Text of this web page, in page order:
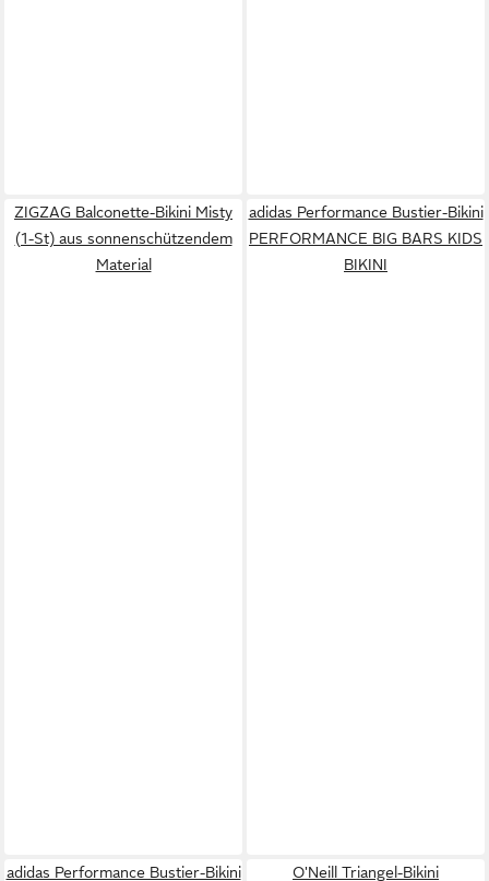
ZIGZAG Balconette-Bikini Misty
(1-St) aus sonnenschützendem
Material
adidas Performance Bustier-Bikini
PERFORMANCE BIG BARS KIDS
BIKINI
adidas Performance Bustier-Bikini O'Neill Triangel-Bikini